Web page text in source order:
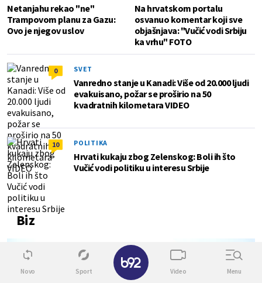
Netanjahu rekao "ne"
Trampovom planu za Gazu:
Ovo je njegov uslov
Na hrvatskom portalu
osvanuo komentar koji sve
objašnjava: "Vučić vodi Srbiju
ka vrhu" FOTO
0 SVET
Vanredno stanje u Kanadi: Više od 20.000 ljudi
evakuisano, požar se proširio na 50
kvadratnih kilometara VIDEO
10 POLITIKA
Hrvati kukaju zbog Zelenskog: Boli ih što
Vučić vodi politiku u interesu Srbije
Biz
Novo Sport Video Menu
✕